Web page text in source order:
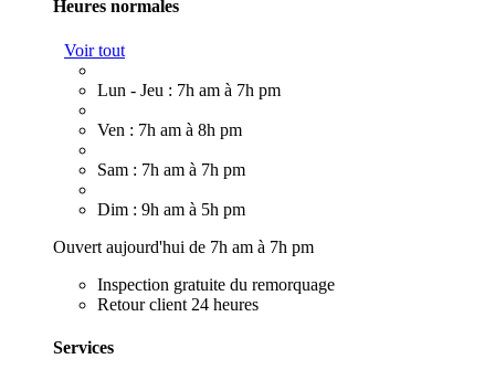
Heures normales
Voir tout
Lun - Jeu : 7h am à 7h pm
Ven : 7h am à 8h pm
Sam : 7h am à 7h pm
Dim : 9h am à 5h pm
Ouvert aujourd'hui de 7h am à 7h pm
Inspection gratuite du remorquage
Retour client 24 heures
Services